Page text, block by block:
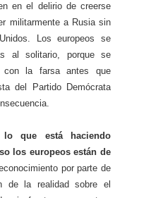
en el delirio de creerse
militarmente a Rusia sin
Los europeos se
al solitario, porque se
con la farsa antes que
del Partido Demócrata
lo que está haciendo
los europeos están de
por parte de
de la realidad sobre el